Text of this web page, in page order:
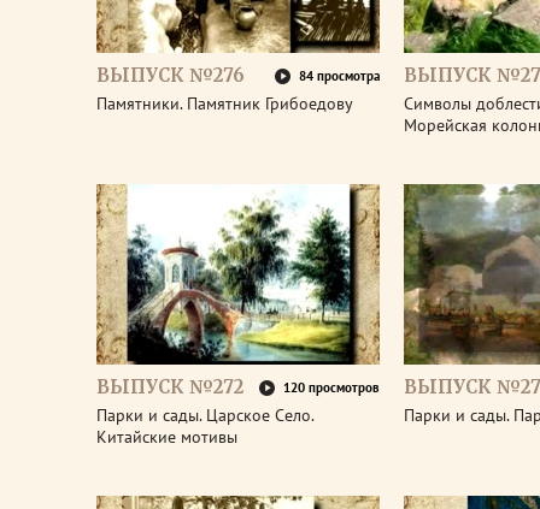
ВЫПУСК №276 84 просмотра
Памятники. Памятник Грибоедову
ВЫПУСК
Символы
Морейская
ВЫПУСК №272 120 просмотров
Парки и сады. Царское Село.
Китайские мотивы
ВЫПУСК
Парки и сады.